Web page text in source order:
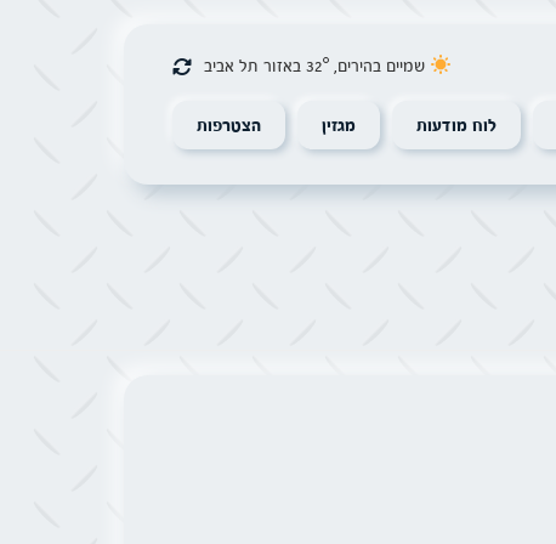
שמיים בהירים, 32° באזור תל אביב
לוח מודעות מגזין הצטרפות